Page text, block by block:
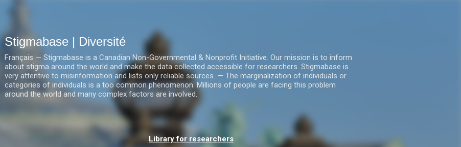
Stigmabase | Diversité
Français — Stigmabase is a Canadian Non-Governmental & Nonprofit Initiative. Our mission is to inform
about stigma around the world and make the data collected accessible for researchers. Stigmabase is
very attentive to misinformation and lists only reliable sources. — The marginalization of individuals or
categories of individuals is a too common phenomenon. Millions of people are facing this problem
around the world and many complex factors are involved.
Library for researchers